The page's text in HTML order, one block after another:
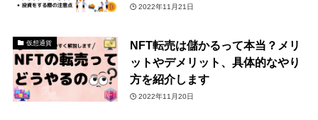
2022年11月21日
仮想通貨
NFT転売は儲かるって本当？メリ
ットやデメリット、具体的なやり
方を紹介します
2022年11月20日